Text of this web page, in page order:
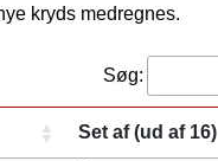
kryds medregnes.
Søg:
Set af (ud af 16)